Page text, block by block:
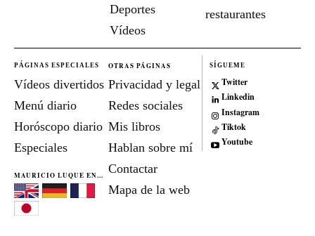
Deportes
Vídeos
restaurantes
PÁGINAS ESPECIALES
Vídeos divertidos
Menú diario
Horóscopo diario
Especiales
MAURICIO LUQUE EN...
OTRAS PÁGINAS
Privacidad y legal
Redes sociales
Mis libros
Hablan sobre mí
Contactar
Mapa de la web
SÍGUEME
Twitter
Linkedin
Instagram
Tiktok
Youtube